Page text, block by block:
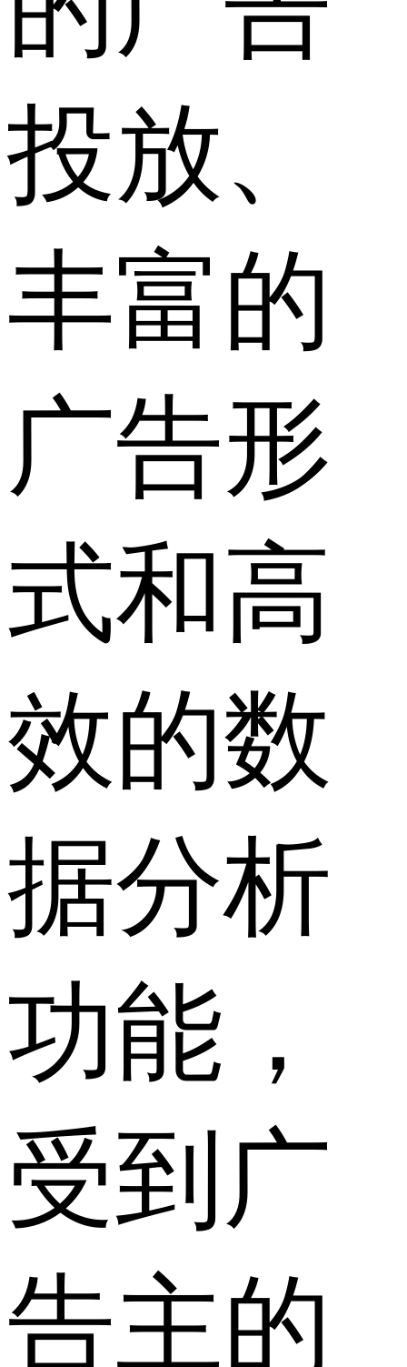
投放、
丰富的
广告形
式和高
效的数
据分析
功能，
受到广
告主的